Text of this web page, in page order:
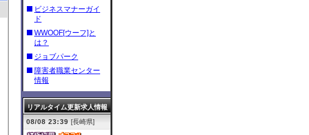
ビジネスマナーガイ
ド
WWOOF[ウーフ]と
は？
ジョブパーク
障害者職業センター
情報
リアルタイム更新求人情報
08/08 23:39 [長崎県]